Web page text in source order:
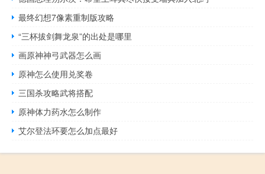
最终幻想7像素重制版攻略
“三杯拔剑舞龙泉”的出处是哪里
画原神神弓武器怎么画
原神怎么使用兑奖卷
三国杀攻略武将搭配
原神体力药水怎么制作
艾尔登法环要怎么加点最好